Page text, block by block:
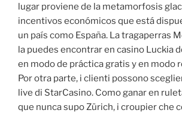
lugar proviene de la metamorfosis
incentivos económicos que está
un país como España. La tragaperras
la puedes encontrar en casino Luckia
en modo de práctica gratis y en modo
Por otra parte, i clienti possono
live di StarCasino. Como ganar en
que nunca supo Zürich, i croupier che